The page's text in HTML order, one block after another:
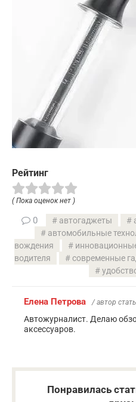
Рейтинг
( Пока оценок нет )
0 автогаджеты
автомобильные
вождения
водителя
современные
Елена Петрова / автор
Автожурналист. Делаю
аксессуаров.
Понравилась